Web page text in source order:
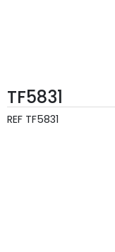
TF5831
REF TF5831